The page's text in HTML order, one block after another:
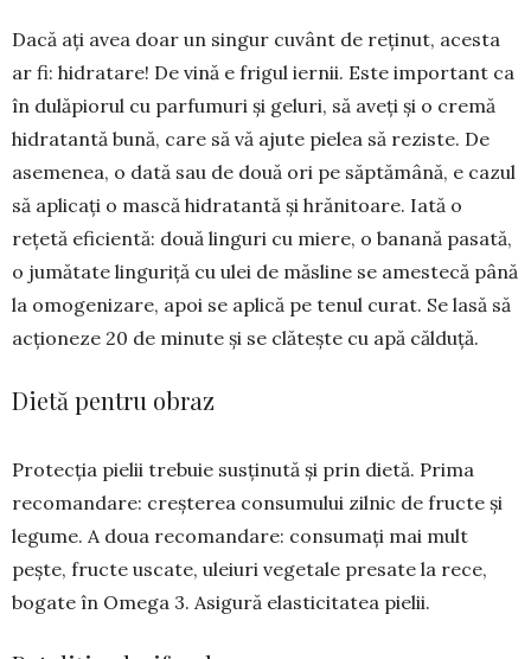
Dacă ați avea doar un singur cuvânt de reținut, acesta
ar fi: hidra­tare! De vină e frigul iernii. Este important ca
în dulăpiorul cu parf­umuri și geluri, să aveți și o cre­mă
hidratantă bună, care să vă ajute pie­lea să reziste. De
asemenea, o dată sau de două ori pe săptămână, e cazul
să aplicați o mască hidratantă și hră­nitoare. Iată o
rețetă eficientă: două linguri cu miere, o banană pa­sată,
o jumătate linguriță cu ulei de măsline se amestecă până
la omo­genizare, apoi se aplică pe tenul cu­rat. Se lasă să
acționeze 20 de minute și se clă­tește cu apă călduță.
Dietă pentru obraz
Protecția pielii trebuie susținută și prin dietă. Prima
recomandare: creș­terea consumului zilnic de fructe și
legume. A doua recomandare: consu­mați mai mult
pește, fructe uscate, uleiuri vegetale presate la rece,
bo­ga­te în Omega 3. Asigură elasticitatea pielii.